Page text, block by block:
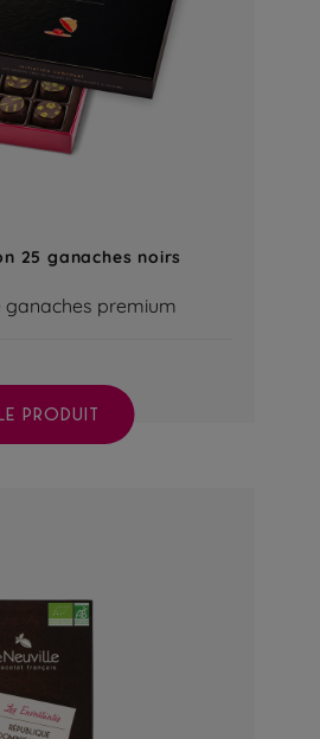
25 ganaches noirs
ganaches premium
PRODUIT